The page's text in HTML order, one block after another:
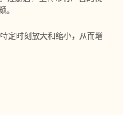
。
定时刻放大和缩小，从而增